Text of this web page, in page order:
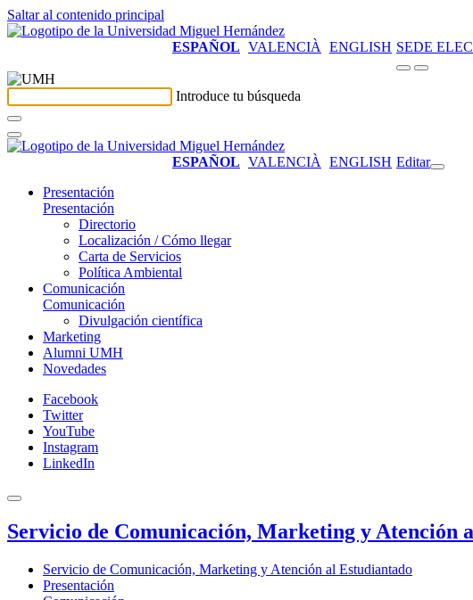
Saltar al contenido principal
ESPAÑOL VALENCIÀ ENGLISH SEDE
Introduce tu búsqueda
ESPAÑOL VALENCIÀ ENGLISH Editar
Presentación
Presentación
Directorio
Localización / Cómo llegar
Carta de Servicios
Política Ambiental
Comunicación
Comunicación
Divulgación científica
Marketing
Alumni UMH
Novedades
Facebook
Twitter
YouTube
Instagram
LinkedIn
Servicio de Comunicación, Marketing y Atención
Servicio de Comunicación, Marketing y Atención al Estudiantado
Presentación